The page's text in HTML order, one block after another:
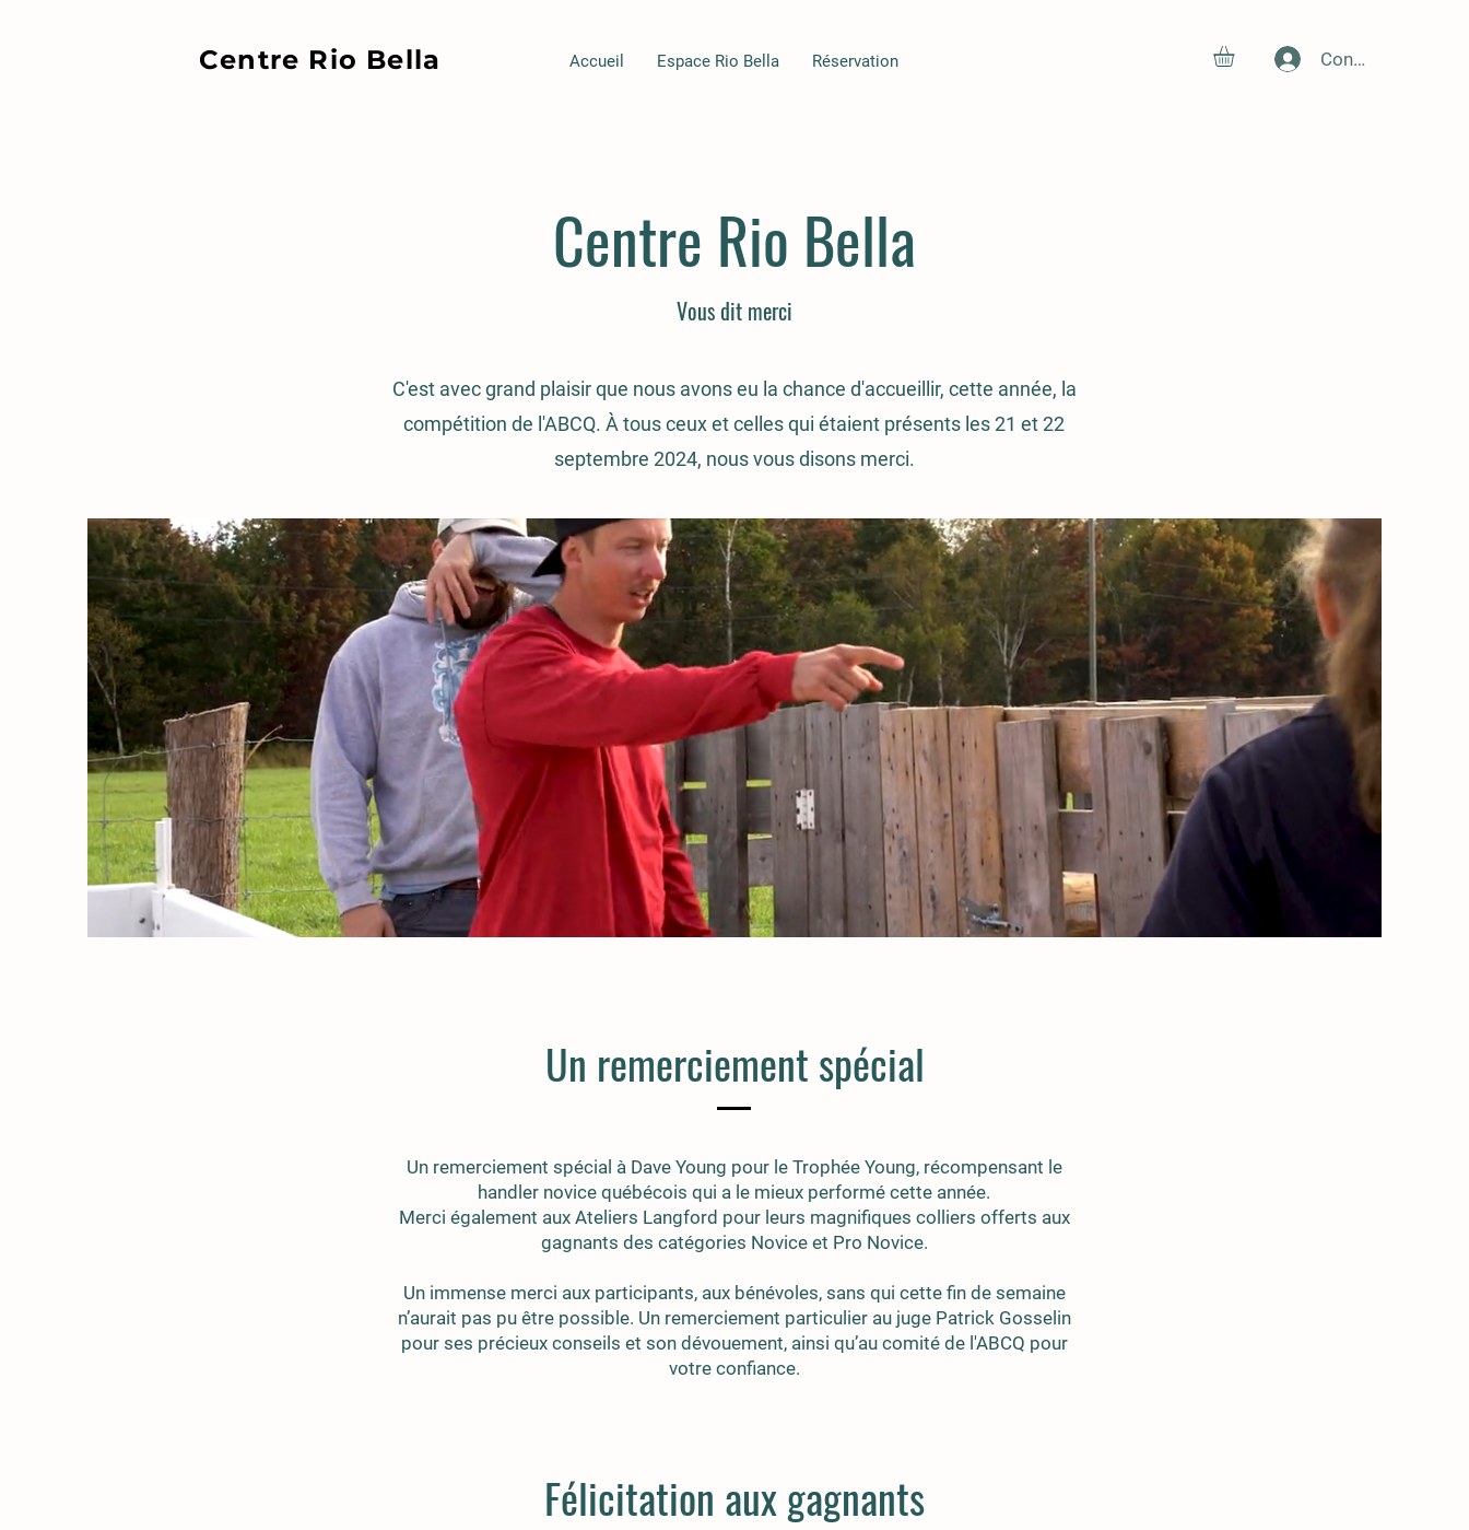
Centre Rio Bella Accueil Espace Rio Bella Réservation Connexion
Centre Rio Bella
Vous dit merci
C'est avec grand plaisir que nous avons eu la chance d'accueillir, cette année, la
compétition de l'ABCQ. À tous ceux et celles qui étaient présents les 21 et 22
septembre 2024, nous vous disons merci.
Un remerciement spécial
Un remerciement spécial à Dave Young pour le Trophée Young, récompensant le
handler novice québécois qui a le mieux performé cette année.
Merci également aux Ateliers Langford pour leurs magnifiques colliers offerts aux
gagnants des catégories Novice et Pro Novice.
Un immense merci aux participants, aux bénévoles, sans qui cette fin de semaine
n’aurait pas pu être possible. Un remerciement particulier au juge Patrick Gosselin
pour ses précieux conseils et son dévouement, ainsi qu’au comité de l'ABCQ pour
votre confiance.
Félicitation aux gagnants